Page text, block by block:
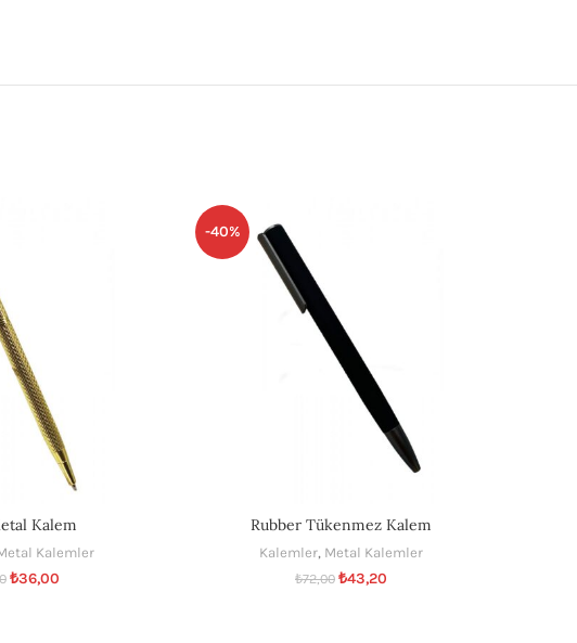
Kalem
Kalemler
₺36,00
-40%
Rubber Tükenmez Kalem
Kalemler, Metal Kalemler
₺72,00 ₺43,20